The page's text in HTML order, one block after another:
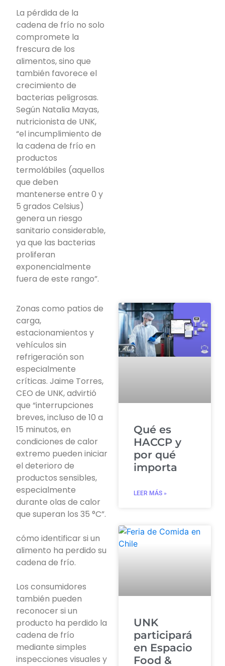
La pérdida de la
cadena de frío no solo
compromete la
frescura de los
alimentos, sino que
también favorece el
crecimiento de
bacterias peligrosas.
Según Natalia Mayas,
nutricionista de UNK,
“el incumplimiento de
la cadena de frío en
productos
termolábiles (aquellos
que deben
mantenerse entre 0 y
5 grados Celsius)
genera un riesgo
sanitario considerable,
ya que las bacterias
proliferan
exponencialmente
fuera de este rango”.
Zonas como patios de
carga,
estacionamientos y
vehículos sin
refrigeración son
especialmente
críticas. Jaime Torres,
CEO de UNK, advirtió
que “interrupciones
breves, incluso de 10 a
15 minutos, en
condiciones de calor
extremo pueden iniciar
el deterioro de
productos sensibles,
especialmente
durante olas de calor
que superan los 35 °C”.
cómo identificar si un
alimento ha perdido su
cadena de frío.
Los consumidores
también pueden
reconocer si un
producto ha perdido la
cadena de frío
mediante simples
inspecciones visuales y
Qué es
HACCP y
por qué
importa
LEER MÁS »
UNK
participará
en Espacio
Food &